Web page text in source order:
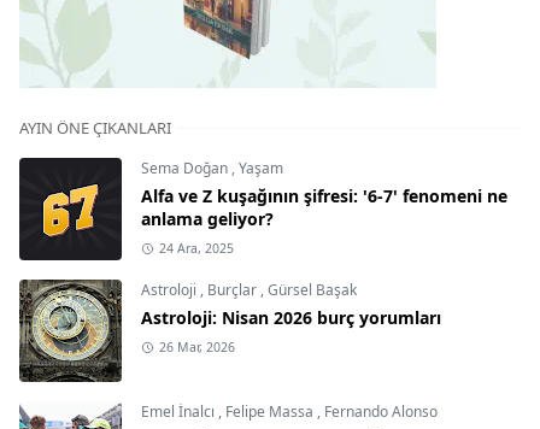
AYIN ÖNE ÇIKANLARI
Sema Doğan ,Yaşam
Alfa ve Z kuşağının şifresi: '6-7' fenomeni ne
anlama geliyor?
24 Ara, 2025
Astroloji , Burçlar ,Gürsel Başak
Astroloji: Nisan 2026 burç yorumları
26 Mar, 2026
Emel İnalcı , Felipe Massa , Fernando Alonso